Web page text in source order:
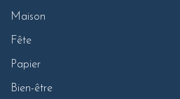
Maison
Fête
Papier
Bien-être